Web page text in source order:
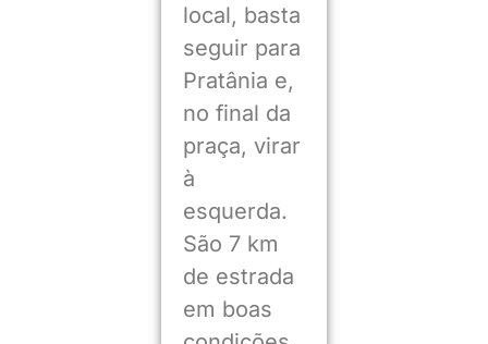
local, basta
seguir para
Pratânia e,
no final da
praça, virar
à
esquerda.
São 7 km
de estrada
em boas